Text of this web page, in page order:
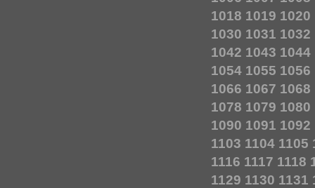
1018 1019 1020
1030 1031 1032
1042 1043 1044
1054 1055 1056
1066 1067 1068
1078 1079 1080
1090 1091 1092
1103 1104 1105
1116 1117 1118
1129 1130 1131